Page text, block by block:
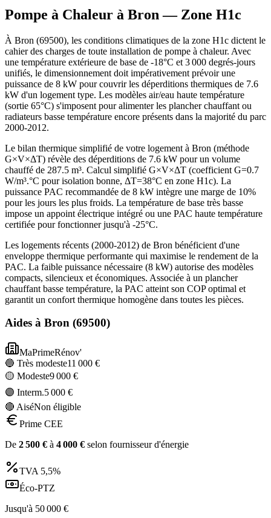
Pompe à Chaleur à Bron — Zone H1c
À Bron (69500), les conditions climatiques de la zone H1c dictent le
cahier des charges de toute installation de pompe à chaleur. Avec
une température extérieure de base de -18°C et 3 000 degrés-jours
unifiés, le dimensionnement doit impérativement prévoir une
puissance de 8 kW pour couvrir les déperditions thermiques de 7.6
kW d'un logement type. Les modèles air/eau haute température
(sortie 65°C) s'imposent pour alimenter les plancher chauffant ou
radiateurs basse température encore présents dans la majorité du parc
2000-2012.
Le bilan thermique simplifié de votre logement à Bron (méthode
G×V×ΔT) révèle des déperditions de 7.6 kW pour un volume
chauffé de 287.5 m³. Calcul simplifié G×V×ΔT (coefficient G=0.7
W/m³.°C pour isolation bonne, ΔT=38°C en zone H1c). La
puissance PAC recommandée de 8 kW intègre une marge de 10%
pour les jours les plus froids. La température de base très basse
impose un appoint électrique intégré ou une PAC haute température
certifiée pour fonctionner jusqu'à -25°C.
Les logements récents (2000-2012) de Bron bénéficient d'une
enveloppe thermique performante qui maximise le rendement de la
PAC. La faible puissance nécessaire (8 kW) autorise des modèles
compacts, silencieux et économiques. Associée à un plancher
chauffant basse température, la PAC atteint son COP optimal et
garantit un confort thermique homogène dans toutes les pièces.
Aides à Bron (69500)
MaPrimeRénov'
🔵 Très modeste11 000 €
🟡 Modeste9 000 €
🟣 Interm.5 000 €
🔴 AiséNon éligible
Prime CEE
De 2 500 € à 4 000 € selon fournisseur d'énergie
TVA 5,5%
Éco-PTZ
Jusqu'à 50 000 €